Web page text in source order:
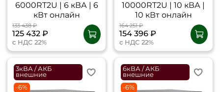
6000RT2U | 6 кВА | 6
кВт онлайн
133 438 ₽
125 432 ₽
с НДС 22%
10000RT2U | 10 кВА |
10 кВт онлайн
164 251 ₽
154 396 ₽
с НДС 22%
3кВА / АКБ
внешние
-6%
6кВА / АКБ
внешние
-6%